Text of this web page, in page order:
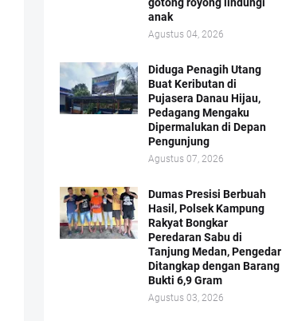
anak
Agustus 04, 2026
Diduga Penagih Utang
Buat Keributan di
Pujasera Danau Hijau,
Pedagang Mengaku
Dipermalukan di Depan
Pengunjung
Agustus 07, 2026
Dumas Presisi Berbuah
Hasil, Polsek Kampung
Rakyat Bongkar
Peredaran Sabu di
Tanjung Medan, Pengedar
Ditangkap dengan Barang
Bukti 6,9 Gram
Agustus 03, 2026